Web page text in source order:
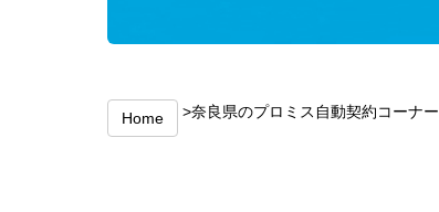
Home >奈良県のプロミス自動契約コーナー